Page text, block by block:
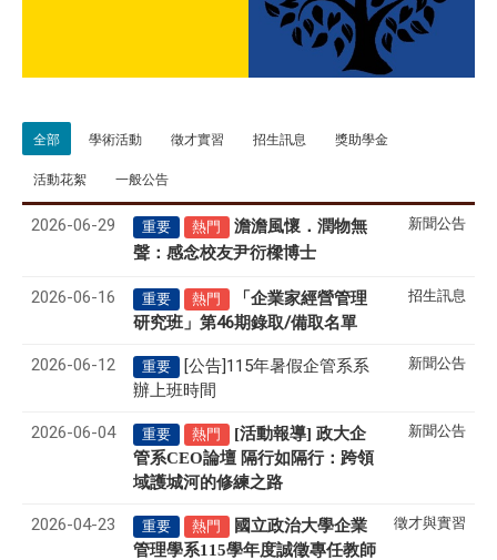
全部 學術活動 徵才實習 招生訊息 獎助學金
活動花絮 一般公告
2026-06-29 重要 熱門
澹澹風懷．潤物無
聲 ： 感念校友尹衍樑博士
新聞公告
2026-06-16 重要 熱門
「企業家經營管理
研究班」第46期錄取/備取名單
招生訊息
2026-06-12 重要
[公告]115年暑假企管系系
辦上班時間
新聞公告
2026-06-04 重要 熱門
[活動報導] 政大企
管系CEO論壇 隔行如隔行：跨領
域護城河的修練之路
新聞公告
2026-04-23 重要 熱門
國立政治大學企業
管理學系115學年度誠徵專任教師
徵才與實習